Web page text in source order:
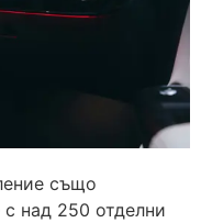
също
над 250 отделни